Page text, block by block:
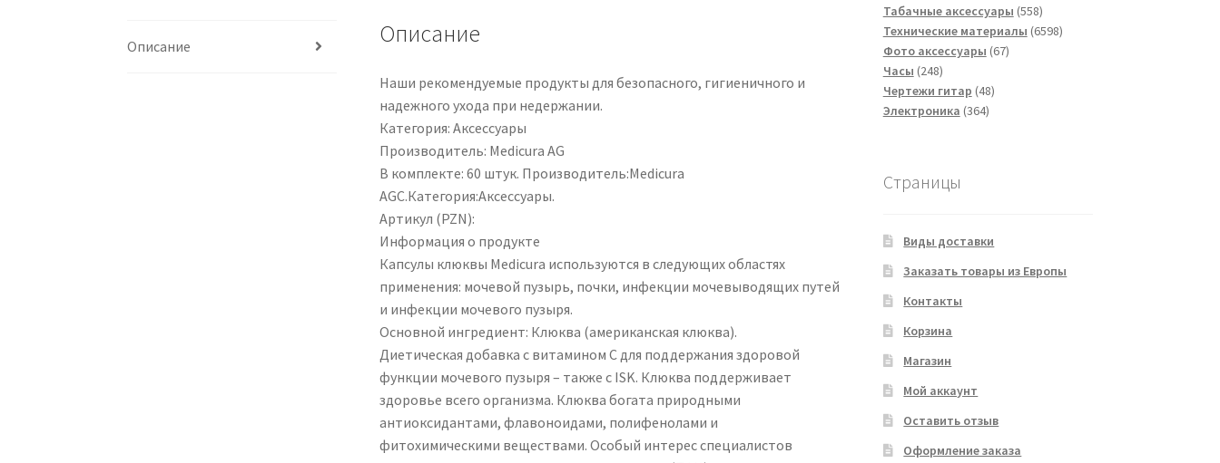
C
Описание Описание
Наши рекомендуемые продукты для безопасного, гигиеничного и
надежного ухода при недержании.
Категория: Аксессуары
Производитель: Medicura AG
В комплекте: 60 штук. Производитель:Medicura
AGC.Категория:Аксессуары.
Артикул (PZN):
Информация о продукте
Капсулы клюквы Medicura используются в следующих областях
применения: мочевой пузырь, почки, инфекции мочевыводящих путей
и инфекции мочевого пузыря.
Основной ингредиент: Клюква (американская клюква).
Диетическая добавка с витамином С для поддержания здоровой
функции мочевого пузыря – также с ISK. Клюква поддерживает
здоровье всего организма. Клюква богата природными
антиоксидантами, флавоноидами, полифенолами и
фитохимическими веществами. Особый интерес специалистов
товара
Табачные аксессуары 558558
товаров
Технические материалы 65986598
Фото аксессуары 6767
Часы 248248
товаров
Чертежи гитар 4848
Электроника 364364
Страницы
Виды доставки
Заказать товары из Европы
Контакты
Корзина
Магазин
Мой аккаунт
Оставить отзыв
Оформление заказа